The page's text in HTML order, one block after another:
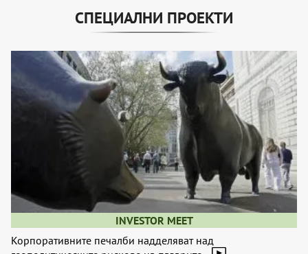
СПЕЦИАЛНИ ПРОЕКТИ
INVESTOR MEET
Корпоративните печалби надделяват над